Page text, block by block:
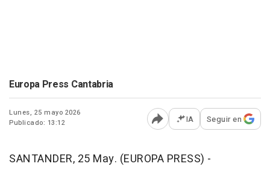
Europa Press Cantabria
Lunes, 25 mayo 2026
Publicado: 13:12
Abrir opciones para
IA Seguir en
SANTANDER, 25 May. (EUROPA PRESS) -